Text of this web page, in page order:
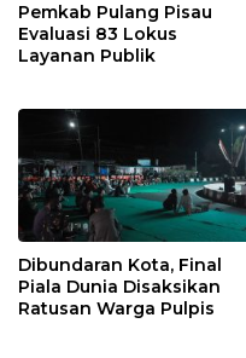
Pemkab Pulang Pisau
Evaluasi 83 Lokus
Layanan Publik
Dibundaran Kota, Final
Piala Dunia Disaksikan
Ratusan Warga Pulpis